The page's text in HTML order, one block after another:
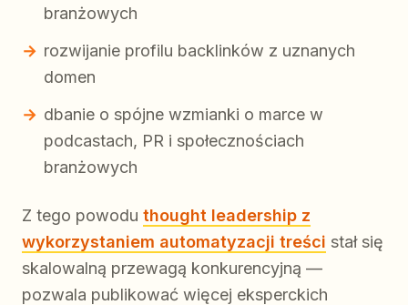
branżowych
rozwijanie profilu backlinków z uznanych
domen
dbanie o spójne wzmianki o marce w
podcastach, PR i społecznościach
branżowych
Z tego powodu thought leadership z
wykorzystaniem automatyzacji treści stał się
skalowalną przewagą konkurencyjną —
pozwala publikować więcej eksperckich